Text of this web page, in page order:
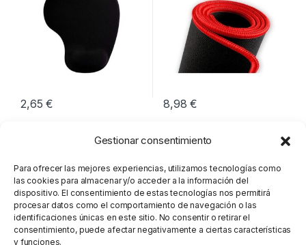
Gestionar consentimiento
Para ofrecer las mejores experiencias, utilizamos tecnologías como
las cookies para almacenar y/o acceder a la información del
dispositivo. El consentimiento de estas tecnologías nos permitirá
procesar datos como el comportamiento de navegación o las
identificaciones únicas en este sitio. No consentir o retirar el
consentimiento, puede afectar negativamente a ciertas características
y funciones.
2,65€ 8,98€